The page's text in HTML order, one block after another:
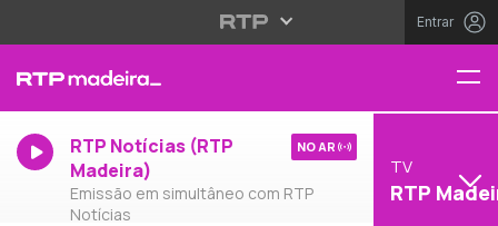
Entrar
RTP Notícias (RTP
Madeira)
Emissão em simultâneo com RTP
Notícias
NO AR
TV
RTP